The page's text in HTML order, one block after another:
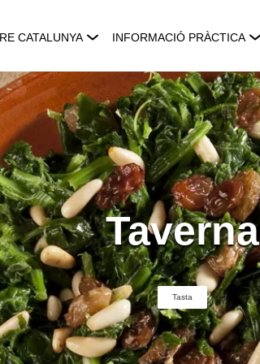
CATALUNYA INFORMACIÓ PRÀCTICA
Taverna
Tasta